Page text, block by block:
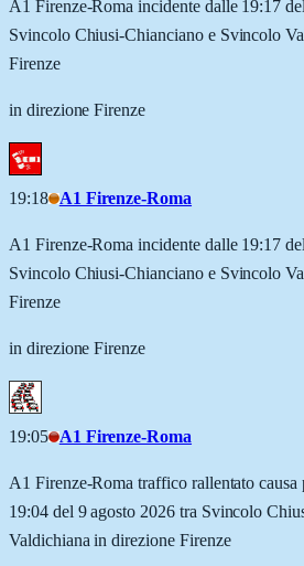
A1 Firenze-Roma incidente dalle 19:17
Svincolo Chiusi-Chianciano e Svincolo
Firenze
in direzione Firenze
19:18 A1 Firenze-Roma
A1 Firenze-Roma incidente dalle 19:17
Svincolo Chiusi-Chianciano e Svincolo
Firenze
in direzione Firenze
19:05 A1 Firenze-Roma
A1 Firenze-Roma traffico rallentato
19:04 del 9 agosto 2026 tra Svincolo
Valdichiana in direzione Firenze